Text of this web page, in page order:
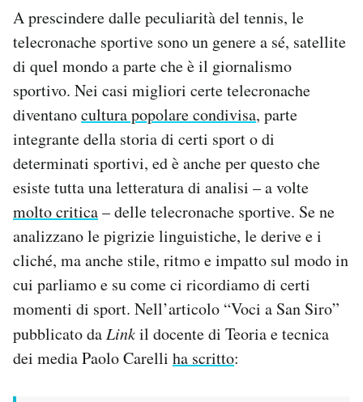
A prescindere dalle peculiarità del tennis, le
telecronache sportive sono un genere a sé, satellite
di quel mondo a parte che è il giornalismo
sportivo. Nei casi migliori certe telecronache
diventanocultura popolare condivisa, parte
integrante della storia di certi sport o di
determinati sportivi, ed è anche per questo che
esiste tutta una letteratura di analisi – a volte
molto critica– delle telecronache sportive. Se ne
analizzano le pigrizie linguistiche, le derive e i
cliché, ma anche stile, ritmo e impatto sul modo in
cui parliamo e su come ci ricordiamo di certi
momenti di sport. Nell’articolo “Voci a San Siro”
pubblicato da Linkil docente di Teoria e tecnica
dei media Paolo Carelli ha scritto: